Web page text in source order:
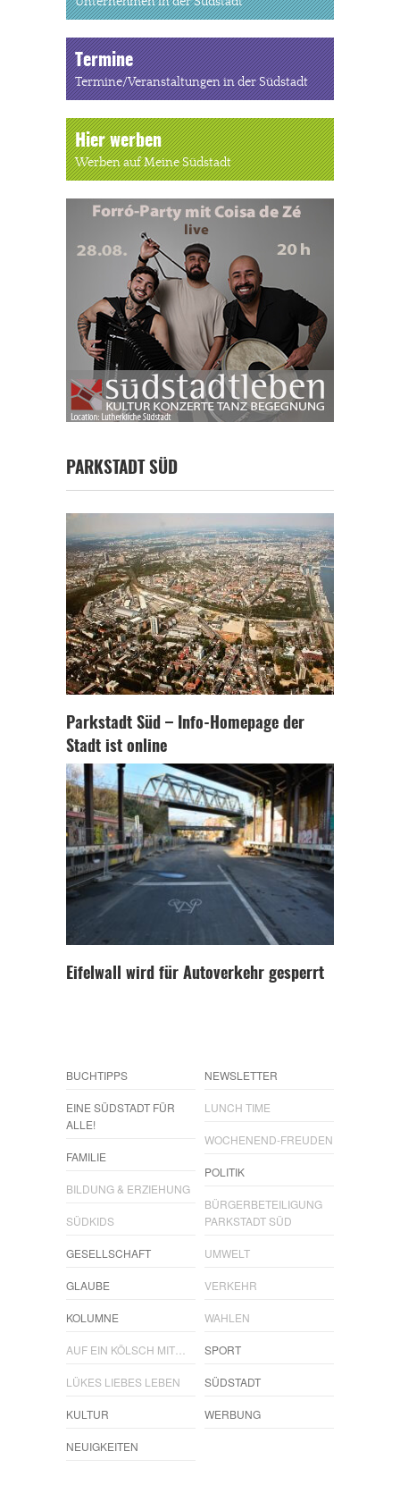
Termine
Termine/Veranstaltungen in der Südstadt
Hier werben
Werben auf Meine Südstadt
PARKSTADT SÜD
Parkstadt Süd – Info-Homepage der
Stadt ist online
Eifelwall wird für Autoverkehr gesperrt
BUCHTIPPS
EINE SÜDSTADT FÜR
ALLE!
FAMILIE
BILDUNG & ERZIEHUNG
SÜDKIDS
GESELLSCHAFT
GLAUBE
KOLUMNE
AUF EIN KÖLSCH MIT…
LÜKES LIEBES LEBEN
KULTUR
NEUIGKEITEN
NEWSLETTER
LUNCH TIME
WOCHENEND-FREUDEN
POLITIK
BÜRGERBETEILIGUNG
PARKSTADT SÜD
UMWELT
VERKEHR
WAHLEN
SPORT
SÜDSTADT
WERBUNG